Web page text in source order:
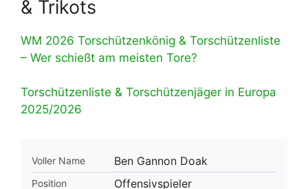
& Trikots
WM 2026 Torschützenkönig & Torschützenliste
– Wer schießt am meisten Tore?
Torschützenliste & Torschützenjäger in Europa
2025/2026
Voller Name Ben Gannon Doak
Position Offensivspieler